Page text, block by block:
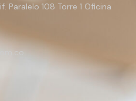
Paralelo 108 Torre 1 Oficina